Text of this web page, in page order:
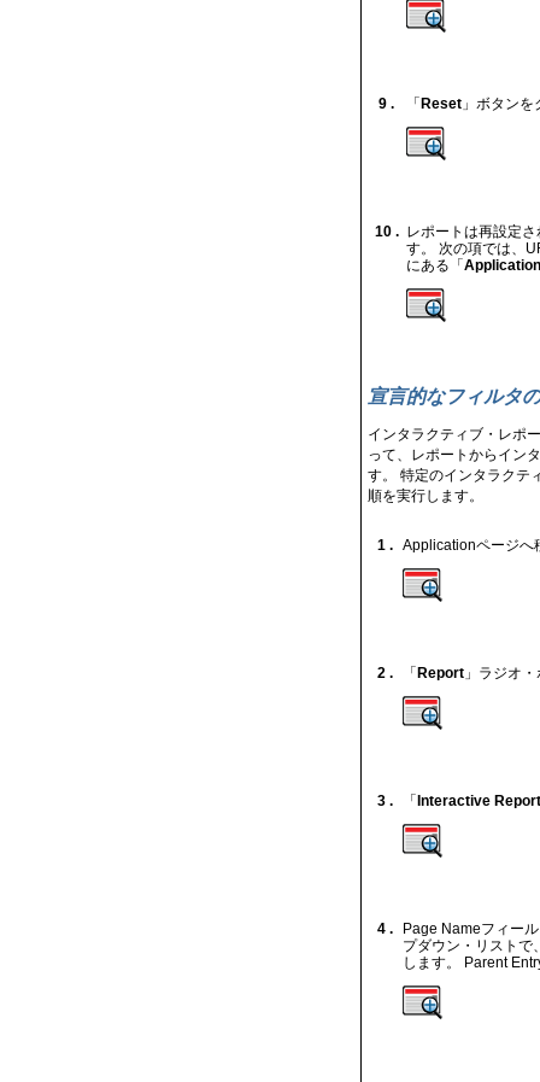
9 . 「Reset 」ボタン
10 . レポートは再設定
す。 次の項では、
にある「Application
宣言的なフィルタ
インタラクティブ・レポ
って、レポートからイン
す。 特定のインタラクテ
順を実行します。
1 . Applicationページへ
2 . 「 Report 」ラジオ
3 . 「 Interactive Report
4 .
Page Nameフィー
プダウン・リストで
します。 Parent